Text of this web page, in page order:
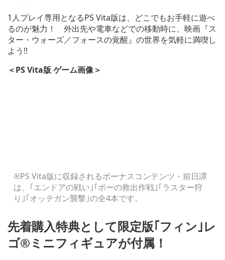
1人プレイ専用となるPS Vita版は、どこでもお手軽に遊べ
るのが魅力！ 外出先や電車などでの移動時に、映画『ス
ター・ウォーズ／フォースの覚醒』の世界を気軽に満喫し
よう!!
＜PS Vita版 ゲーム画像＞
※PS Vita版に収録されるボーナスコンテンツ・前日譚
は、｢エンドアの戦い｣｢ポーの救出作戦｣｢ラスター狩
り｣｢オッテガン襲撃｣の全4本です。
先着購入特典として限定版｢フィン｣レ
ゴ®ミニフィギュアが付属！